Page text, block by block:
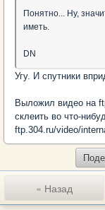
Понятно... Ну,
иметь.
DN
Угу. И спутники
Выложил видео на
склеить во что-
ftp.304.ru/video/
« Назад